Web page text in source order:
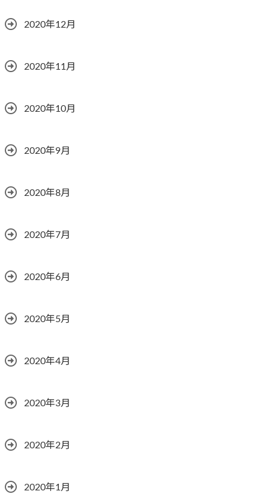
2020年12月
2020年11月
2020年10月
2020年9月
2020年8月
2020年7月
2020年6月
2020年5月
2020年4月
2020年3月
2020年2月
2020年1月